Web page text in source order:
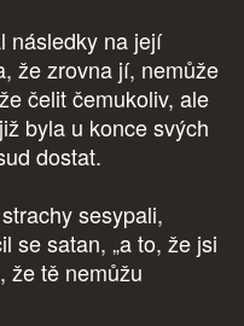
následky na její
že zrovna jí, nemůže
čelit čemukoliv, ale
byla u konce svých
dostat.
sesypali,
se satan, „a to, že jsi
že tě nemůžu